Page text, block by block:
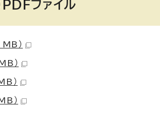
PDFファイル
）
）
）
）